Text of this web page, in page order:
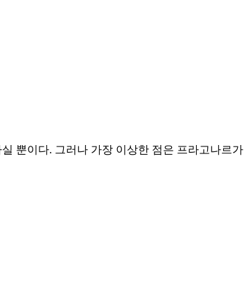
뿐이다. 그러나 가장 이상한 점은 프라고나르